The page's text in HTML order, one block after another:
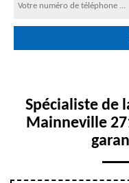
Spécialiste de
Mainneville